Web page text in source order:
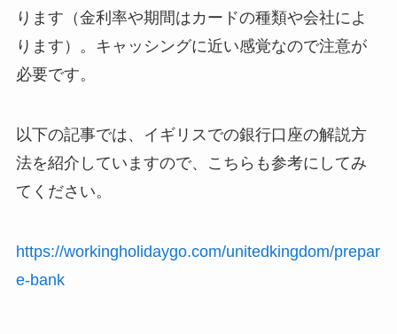
ります（金利率や期間はカードの種類や会社によ
ります）。キャッシングに近い感覚なので注意が
必要です。
以下の記事では、イギリスでの銀行口座の解説方
法を紹介していますので、こちらも参考にしてみ
てください。
https://workingholidaygo.com/unitedkingdom/prepar
e-bank